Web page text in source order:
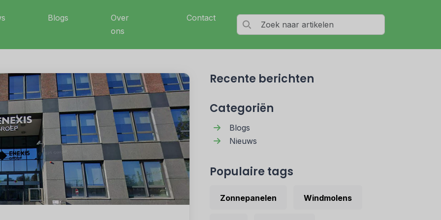
Blogs
Over
ons
Contact
Recente berichten
Categoriën
Blogs
Nieuws
Populaire tags
Zonnepanelen Windmolens